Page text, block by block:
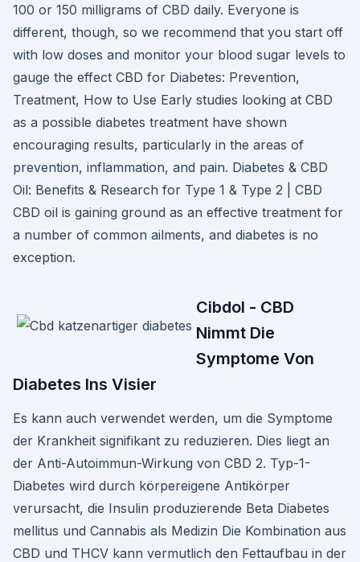
100 or 150 milligrams of CBD daily. Everyone is
different, though, so we recommend that you start off
with low doses and monitor your blood sugar levels to
gauge the effect CBD for Diabetes: Prevention,
Treatment, How to Use Early studies looking at CBD
as a possible diabetes treatment have shown
encouraging results, particularly in the areas of
prevention, inflammation, and pain. Diabetes & CBD
Oil: Benefits & Research for Type 1 & Type 2 | CBD
CBD oil is gaining ground as an effective treatment for
a number of common ailments, and diabetes is no
exception.
Cibdol - CBD
Nimmt Die
Symptome Von
Diabetes Ins Visier
Es kann auch verwendet werden, um die Symptome
der Krankheit signifikant zu reduzieren. Dies liegt an
der Anti-Autoimmun-Wirkung von CBD 2. Typ-1-
Diabetes wird durch körpereigene Antikörper
verursacht, die Insulin produzierende Beta Diabetes
mellitus und Cannabis als Medizin Die Kombination aus
CBD und THCV kann vermutlich den Fettaufbau in der